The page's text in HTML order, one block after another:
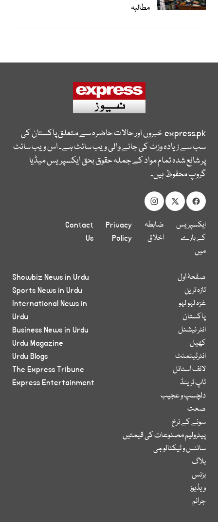
مطالبہ
express.pkخبروں اور حالات حاضرہ سے متعلق پاکستان کی
سب سے زیادہ وزٹ کی جانے والی ویب سائٹ ہے۔ اس ویب سائٹ
پر شائع شدہ تمام مواد کے جملہ حقوق بحق ایکسپریس میڈیا
گروپ محفوظ ہیں۔
ایکسپریس
کے بارے
میں
ضابطہ
اخلاق
Privacy
Policy
Contact
Us
صفحۂ اول
تازہ ترین
غزہ لہو لہو
پاکستان
انٹر نیشنل
کھیل
انٹرٹینمنٹ
لائف اسٹائل
ٹاپ ٹرینڈ
دلچسپ و عجیب
صحت
سونے کے نرخ
پیٹرولیم مصنوعات کی قیمتیں
سائنس و ٹیکنالوجی
بلاگ
بزنس
ویڈیوز
جرائم
Showbiz News in Urdu
Sports News in Urdu
International News in
Urdu
Business News in Urdu
Urdu Magazine
Urdu Blogs
The Express Tribune
Express Entertainment